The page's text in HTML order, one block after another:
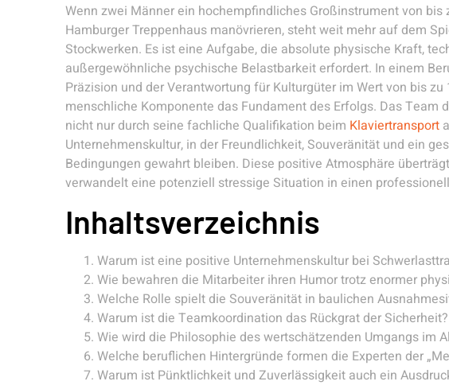
Wenn zwei Männer ein hochempfindliches Großinstrument von
Hamburger Treppenhaus manövrieren, steht weit mehr auf dem
Stockwerken. Es ist eine Aufgabe, die absolute physische Kraft,
außergewöhnliche psychische Belastbarkeit erfordert. In einem
Präzision und der Verantwortung für Kulturgüter im Wert von bis
menschliche Komponente das Fundament des Erfolgs. Das Team
nicht nur durch seine fachliche Qualifikation beim Klaviertransport
Unternehmenskultur, in der Freundlichkeit, Souveränität und ein
Bedingungen gewahrt bleiben. Diese positive Atmosphäre
verwandelt eine potenziell stressige Situation in einen
Inhaltsverzeichnis
Warum ist eine positive Unternehmenskultur bei
Wie bewahren die Mitarbeiter ihren Humor trotz enormer
Welche Rolle spielt die Souveränität in baulichen
Warum ist die Teamkoordination das Rückgrat der Sicherheit?
Wie wird die Philosophie des wertschätzenden Umgangs im
Welche beruflichen Hintergründe formen die Experten der
Warum ist Pünktlichkeit und Zuverlässigkeit auch ein